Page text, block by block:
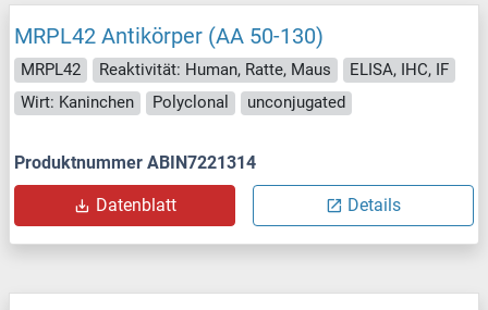
MRPL42 Antikörper (AA 50-130)
MRPL42 Reaktivität: Human, Ratte, Maus
ELISA, IHC, IF
Wirt: Kaninchen
Polyclonal unconjugated
Produktnummer ABIN7221314
Datenblatt Details